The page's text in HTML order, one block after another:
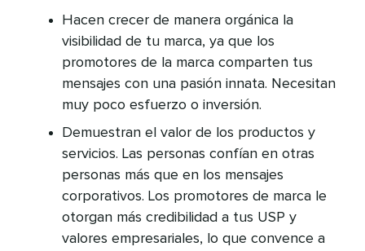
Hacen crecer de manera orgánica la
visibilidad de tu marca, ya que los
promotores de la marca comparten tus
mensajes con una pasión innata. Necesitan
muy poco esfuerzo o inversión.​​
Demuestran el valor de los productos y
servicios. Las personas confían en otras
personas más que en los mensajes
corporativos. Los promotores de marca le
otorgan más credibilidad a tus USP y
valores empresariales, lo que convence a